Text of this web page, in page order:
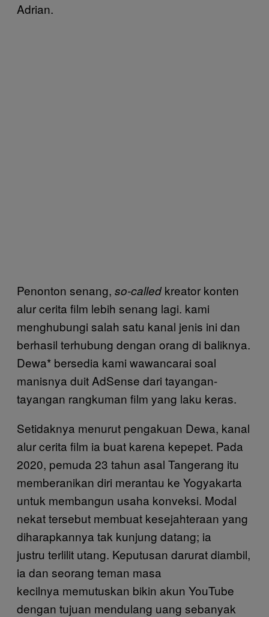
Adrian.
Penonton senang, so-calledkreator konten
alur cerita film lebih senang lagi. kami
menghubungi salah satu kanal jenis ini dan
berhasil terhubung dengan orang di baliknya.
Dewa* bersedia kami wawancarai soal
manisnya duit AdSense dari tayangan-
tayangan rangkuman film yang laku keras.
Setidaknya menurut pengakuan Dewa, kanal
alur cerita film ia buat karena kepepet. Pada
2020, pemuda 23 tahun asal Tangerang itu
memberanikan diri merantau ke Yogyakarta
untuk membangun usaha konveksi. Modal
nekat tersebut membuat kesejahteraan yang
diharapkannya tak kunjung datang; ia
justru terlilit utang. Keputusan darurat diambil,
ia dan seorang teman masa
kecilnya memutuskan bikin akun YouTube
dengan tujuan mendulang uang sebanyak